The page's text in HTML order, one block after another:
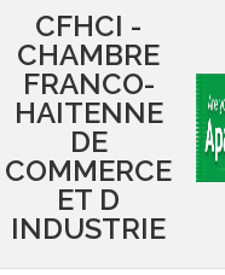
CFHCI -
CHAMBRE
FRANCO-
HAITENNE
DE
COMMERCE
ET D
INDUSTRIE